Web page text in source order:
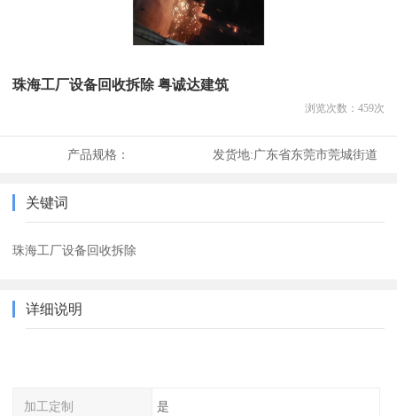
珠海工厂设备回收拆除 粤诚达建筑
浏览次数： 459次
产品规格： 发货地:广东省东莞市莞城街道
关键词
珠海工厂设备回收拆除
详细说明
加工定制 是